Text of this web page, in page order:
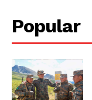
Popular